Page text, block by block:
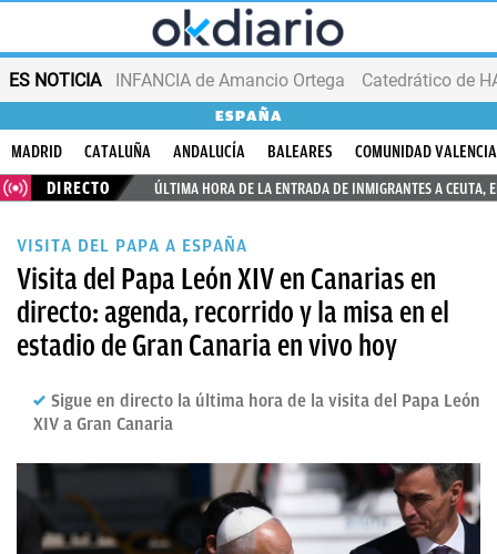
ES NOTICIA INFANCIA de Amancio Ortega
ESPAÑA
MADRID CATALUÑA ANDALUCÍA BALEARES
COMUNIDAD
DIRECTO
ÚLTIMA HORA DE LA ENTRADA DE INMIGRANTES A CEUTA,
VISITA DEL PAPA A ESPAÑA
Visita del Papa León XIV en Canarias en
directo: agenda, recorrido y la misa en el
estadio de Gran Canaria en vivo hoy
Sigue en directo la última hora de la visita del Papa León
XIV a Gran Canaria